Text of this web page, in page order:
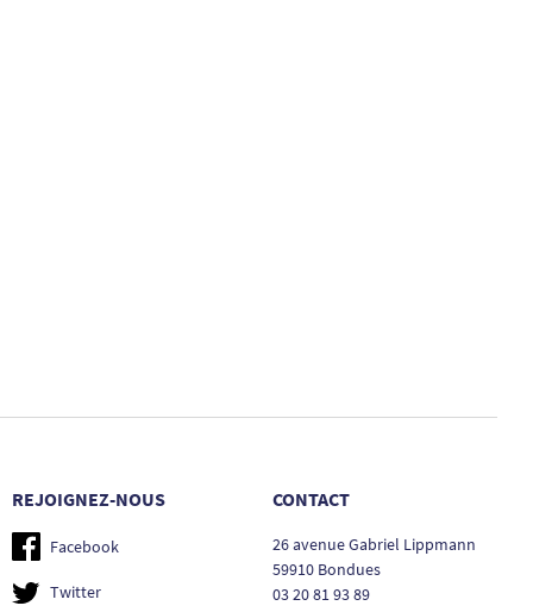
REJOIGNEZ-NOUS
Facebook
Twitter
CONTACT
26 avenue Gabriel Lippmann
59910 Bondues
03 20 81 93 89